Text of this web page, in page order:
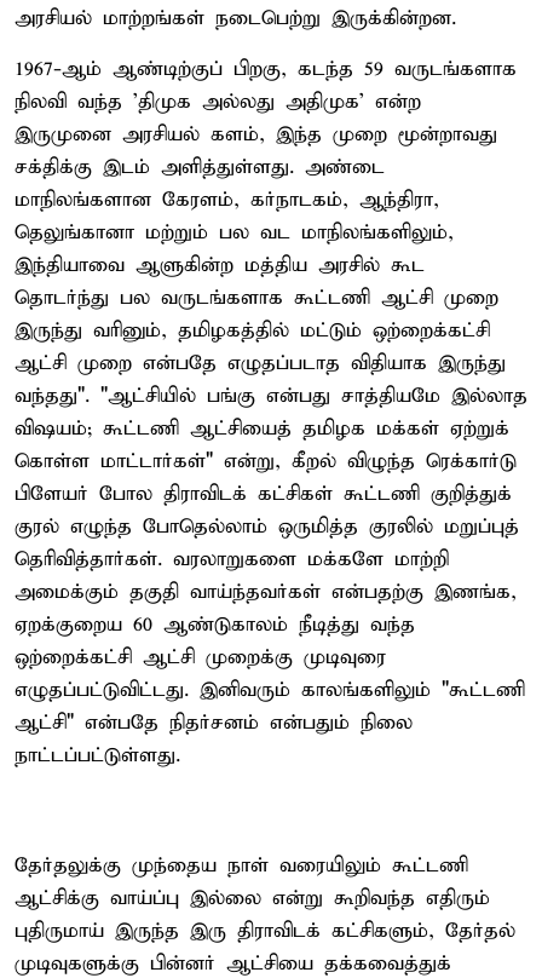
அரசியல் மாற்றங்கள் நடைபெற்று இருக்கின்றன.
1967-ஆம் ஆண்டிற்குப் பிறகு, கடந்த 59 வருடங்களாக
நிலவி வந்த 'திமுக அல்லது அதிமுக' என்ற
இருமுனை அரசியல் களம், இந்த முறை மூன்றாவது
சக்திக்கு இடம் அளித்துள்ளது. அண்டை
மாநிலங்களான கேரளம், கர்நாடகம், ஆந்திரா,
தெலுங்கானா மற்றும் பல வட மாநிலங்களிலும்,
இந்தியாவை ஆளுகின்ற மத்திய அரசில் கூட
தொடர்ந்து பல வருடங்களாக கூட்டணி ஆட்சி முறை
இருந்து வரினும், தமிழகத்தில் மட்டும் ஒற்றைக்கட்சி
ஆட்சி முறை என்பதே எழுதப்படாத விதியாக இருந்து
வந்தது". "ஆட்சியில் பங்கு என்பது சாத்தியமே இல்லாத
விஷயம்; கூட்டணி ஆட்சியைத் தமிழக மக்கள் ஏற்றுக்
கொள்ள மாட்டார்கள்" என்று, கீறல் விழுந்த ரெக்கார்டு
பிளேயர் போல திராவிடக் கட்சிகள் கூட்டணி குறித்துக்
குரல் எழுந்த போதெல்லாம் ஒருமித்த குரலில் மறுப்புத்
தெரிவித்தார்கள். வரலாறுகளை மக்களே மாற்றி
அமைக்கும் தகுதி வாய்ந்தவர்கள் என்பதற்கு இணங்க,
ஏறக்குறைய 60 ஆண்டுகாலம் நீடித்து வந்த
ஒற்றைக்கட்சி ஆட்சி முறைக்கு முடிவுரை
எழுதப்பட்டுவிட்டது. இனிவரும் காலங்களிலும் "கூட்டணி
ஆட்சி" என்பதே நிதர்சனம் என்பதும் நிலை
நாட்டப்பட்டுள்ளது.
தேர்தலுக்கு முந்தைய நாள் வரையிலும் கூட்டணி
ஆட்சிக்கு வாய்ப்பு இல்லை என்று கூறிவந்த எதிரும்
புதிருமாய் இருந்த இரு திராவிடக் கட்சிகளும், தேர்தல்
முடிவுகளுக்கு பின்னர் ஆட்சியை தக்கவைத்துக்